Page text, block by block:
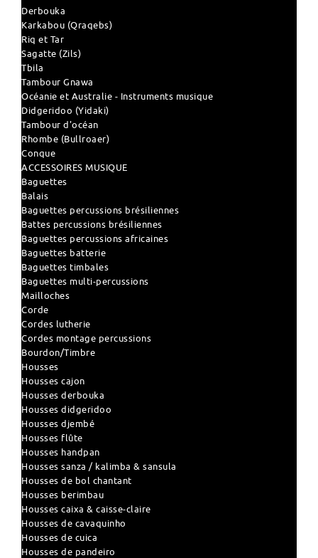
Derbouka
Karkabou (Qraqebs)
Riq et Tar
Sagatte (Zils)
Tbila
Tambour Gnawa
Océanie et Australie - Instruments musique
Didgeridoo (Yidaki)
Tambour d'océan
Rhombe (Bullroaer)
Conque
ACCESSOIRES MUSIQUE
Baguettes
Balais
Baguettes percussions brésiliennes
Battes percussions brésiliennes
Baguettes percussions africaines
Baguettes batterie
Baguettes timbales
Baguettes multi-percussions
Mailloches
Corde
Cordes lutherie
Cordes montage percussions
Bourdon/Timbre
Housses
Housses cajon
Housses derbouka
Housses didgeridoo
Housses djembé
Housses flûte
Housses handpan
Housses sanza / kalimba & sansula
Housses de bol chantant
Housses berimbau
Housses caixa & caisse-claire
Housses de cavaquinho
Housses de cuica
Housses de pandeiro